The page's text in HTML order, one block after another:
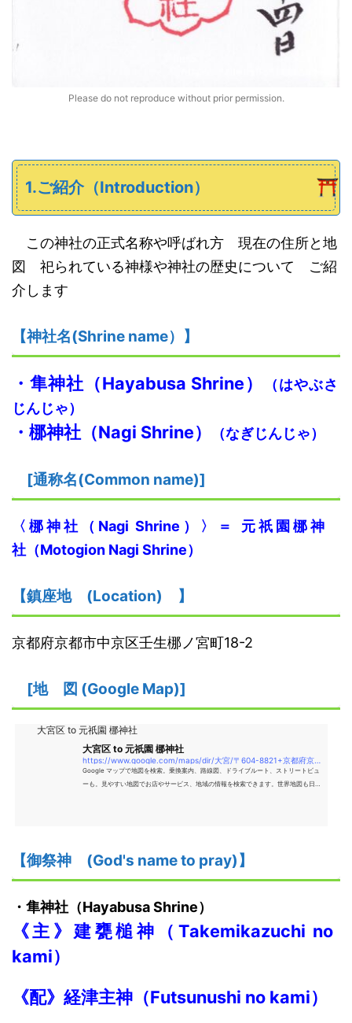
Please do not reproduce without prior permission.
1.ご紹介（Introduction）
この神社の正式名称や呼ばれ方 現在の住所と地
図 祀られている神様や神社の歴史について ご紹
介します
【神社名(Shrine name） 】
・隼神社 （Hayabusa Shrine）
（はやぶさ
じんじゃ）
・梛神社 （Nagi Shrine） （なぎじんじゃ）
[通称名(Common name)]
〈梛神社 （ Nagi Shrine ） 〉 ＝
元祇園梛神
社 （Motogion Nagi Shrine）
【鎮座地 (Location) 】
京都府京都市中京区壬生梛ノ宮町18-2
[地 図 (Google Map)]
大宮区 to 元祇園 梛神社
大宮区 to 元祇園 梛神社
Google マップで地図を検索。乗換案内、路線図、ドライブルート、ストリートビュ
ーも。見やすい地図でお店やサービス、地域の情報を検索できます。世界地図も日本
【御祭神 (God's name to pray)】
・隼神社 （Hayabusa Shrine）
《主》建甕槌神 （ Takemikazuchi no
kami）
《配》経津主神 （Futsunushi no kami）